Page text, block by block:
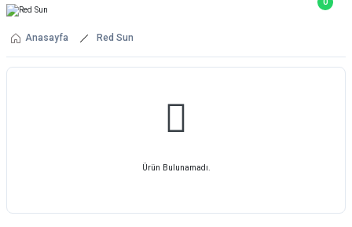
0
Anasayfa Red Sun
Ürün Bulunamadı.